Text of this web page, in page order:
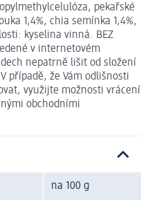
pekařské
1,4%, chia semínka 1,4%,
kyselina vinná. BEZ
v internetovém
nepatrně lišit od složení
případě, že Vám odlišnosti
využijte možnosti vrácení
obchodními
na 100 g